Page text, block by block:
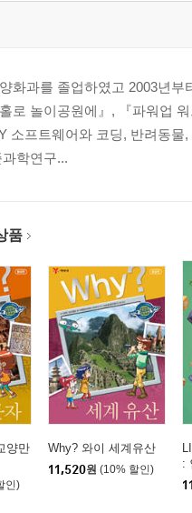
화과를 졸업하였고 2003년
로 놀이공원에』, 『파워업
소프트웨어와 코딩, 반려동
학연구...
품
양만
인)
Why? 와이 세계유산
11,520원 (10% 할인)
: